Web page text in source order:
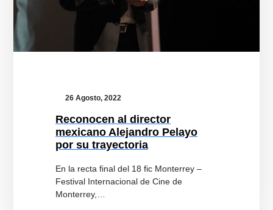
26 Agosto, 2022
Reconocen al director
mexicano Alejandro Pelayo
por su trayectoria
En la recta final del 18 fic Monterrey –
Festival Internacional de Cine de
Monterrey,…